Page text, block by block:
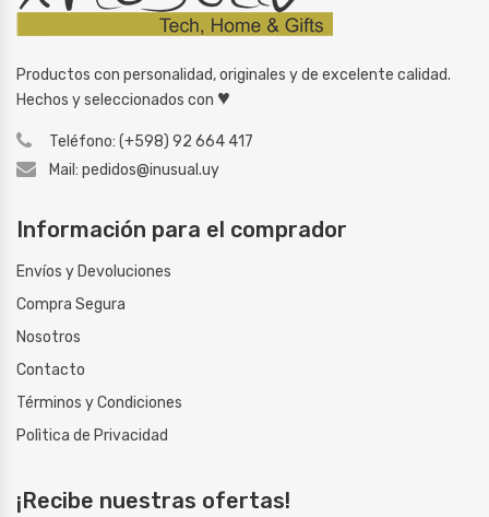
Productos con personalidad, originales y de excelente calidad.
Hechos y seleccionados con ♥
Teléfono: (+598) 92 664 417
Mail: pedidos@inusual.uy
Información para el comprador
Envíos y Devoluciones
Compra Segura
Nosotros
Contacto
Términos y Condiciones
Polìtica de Privacidad
¡Recibe nuestras ofertas!